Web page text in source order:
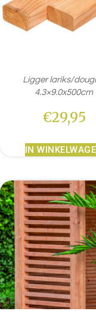
Ligger lariks/
4.3×9.0x500cm
€29,95
IN